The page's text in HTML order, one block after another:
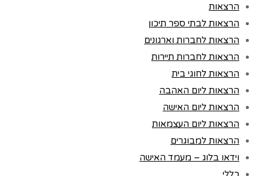
הרצאות
הרצאות לבתי ספר תיכון
הרצאות לחברות וארגונים
הרצאות לחברות תיירות
הרצאות לחוגי בית
הרצאות ליום האהבה
הרצאות ליום האישה
הרצאות ליום העצמאות
הרצאות למבוגרים
וידאו בלוג – מעמד האישה